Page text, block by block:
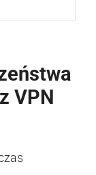
VPN